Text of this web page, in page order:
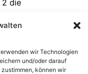
wir Technologien
und/oder darauf
können wir
2 die
nach § 826
BGB, vgl. vgl.
§ 149 Rn. 5.